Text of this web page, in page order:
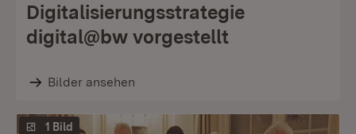
Digitalisierungsstrategie
digital@bw vorgestellt
Bilder ansehen
1 Bild